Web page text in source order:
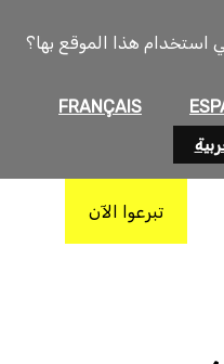
استخدام هذا الموقع بها؟
FRANÇAIS
تبرعوا الآن